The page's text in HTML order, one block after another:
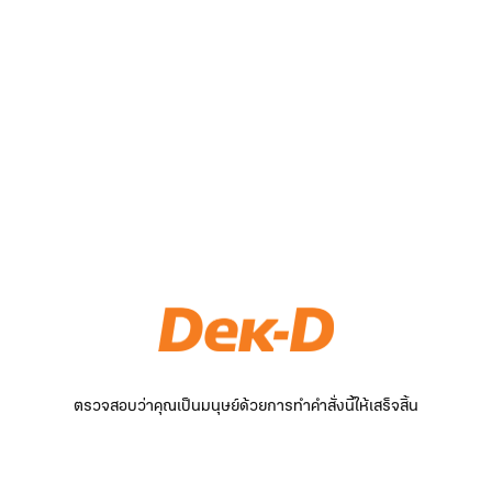
ตรวจสอบว่าคุณเป็นมนุษย์ด้วยการทำคำสั่งนี้ให้เสร็จสิ้น